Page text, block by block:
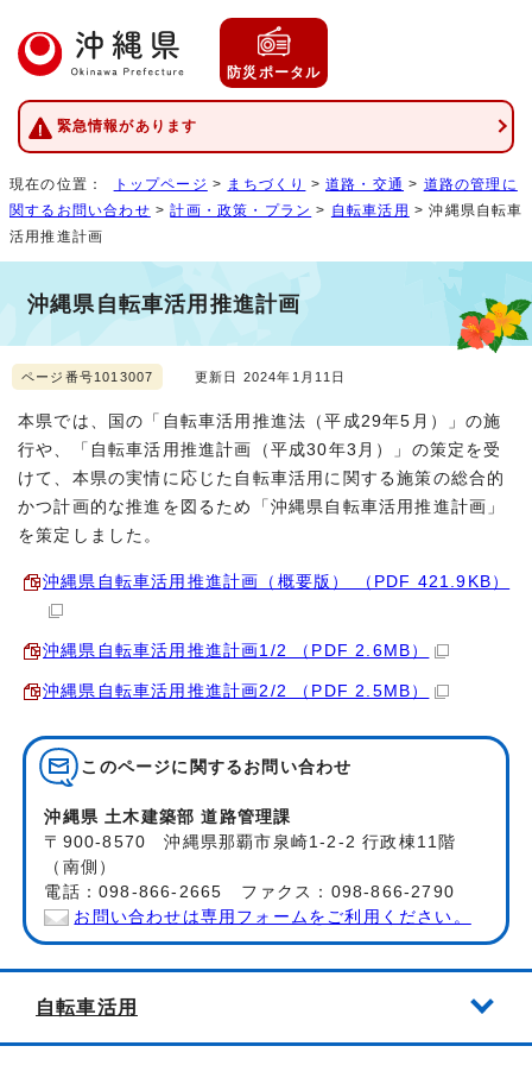
防災ポータル
緊急情報があります
現在の位置： トップページ > まちづくり >道路・交通 > 道路の管理に
関するお問い合わせ >計画・政策・プラン > 自転車活用 > 沖縄県自転車
活用推進計画
沖縄県自転車活用推進計画
ページ番号1013007 更新日 2024年1月11日
本県では、国の「自転車活用推進法（平成29年5月）」の施
行や、「自転車活用推進計画（平成30年3月）」の策定を受
けて、本県の実情に応じた自転車活用に関する施策の総合的
かつ計画的な推進を図るため「沖縄県自転車活用推進計画」
を策定しました。
沖縄県自転車活用推進計画（概要版） （PDF 421.9KB）
沖縄県自転車活用推進計画1/2 （PDF 2.6MB）
沖縄県自転車活用推進計画2/2 （PDF 2.5MB）
このページに関する お問い合わせ
沖縄県 土木建築部 道路管理課
〒900-8570 沖縄県那覇市泉崎1-2-2 行政棟11階
（南側）
電話：098-866-2665 ファクス：098-866-2790
お問い合わせは専用フォームをご利用ください。
自転車活用